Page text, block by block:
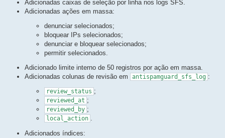
Adicionadas caixas de seleção por linha nos logs SFS.
Adicionadas ações em massa:
denunciar selecionados;
bloquear IPs selecionados;
denunciar e bloquear selecionados;
permitir selecionados.
Adicionado limite interno de 50 registros por ação em massa.
Adicionadas colunas de revisão em
antispamguard_sfs_log :
review_status ;
reviewed_at ;
reviewed_by ;
local_action
Adicionados índices: